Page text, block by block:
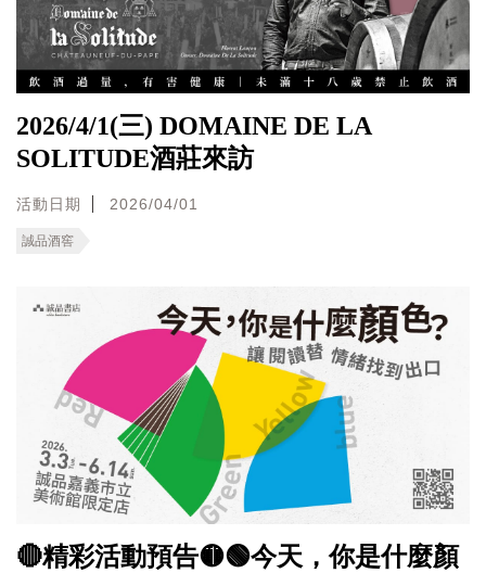
2026/4/1(三) DOMAINE DE LA
SOLITUDE酒莊來訪
活動日期 2026/04/01
誠品酒窖
🔴精彩活動預告🟡🟢今天，你是什麼顏